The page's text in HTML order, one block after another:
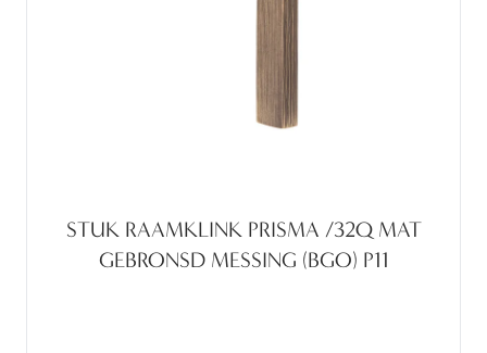
STUK RAAMKLINK PRISMA /32Q MAT
GEBRONSD MESSING (BGO) P11